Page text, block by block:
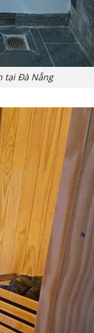
tại Đà Nẵng